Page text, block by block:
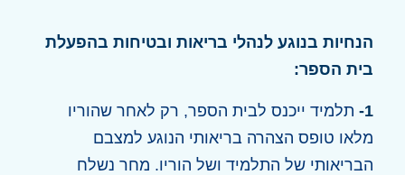
הנחיות בנוגע לנהלי בריאות ובטיחות בהפעלת
בית הספר:
1-
תלמיד ייכנס לבית הספר, רק לאחר שהוריו
מלאו טופס הצהרה בריאותי הנוגע למצבם
הבריאותי של התלמיד ושל הוריו. מחר נשלח